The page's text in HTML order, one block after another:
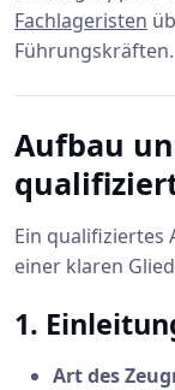
Fachlageristen
Führungskräften.
Aufbau
Ein qualifiziertes
einer klaren
1.
Art des